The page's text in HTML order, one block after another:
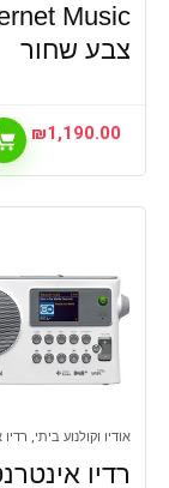
צבע שחור
₪1,190.00
אודיו וקולנוע ביתי,
רדיו